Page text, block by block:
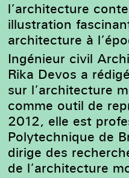
l’architecture
illustration
architecture à
Ingénieur civil
Rika Devos a
sur l’architecture
comme outil de
2012, elle est
Polytechnique de
dirige des
de l’architecture